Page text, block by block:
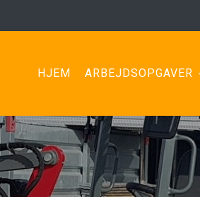
HJEM ARBEJDSOPGAVER